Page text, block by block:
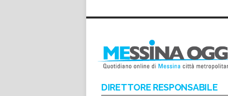
DIRETTORE RESPONSABILE